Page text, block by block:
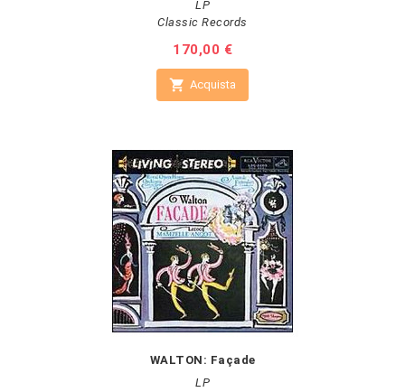
LP
Classic Records
Prezzo
170,00 €
 Acquista
WALTON: Façade
LP